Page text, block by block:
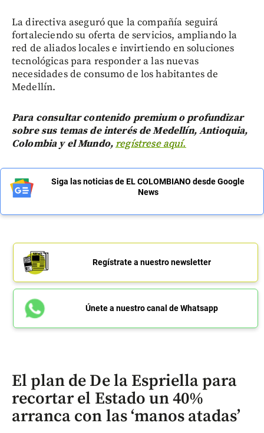
La directiva aseguró que la compañía seguirá
fortaleciendo su oferta de servicios, ampliando la
red de aliados locales e invirtiendo en soluciones
tecnológicas para responder a las nuevas
necesidades de consumo de los habitantes de
Medellín.
Para consultar contenido premium o profundizar
sobre sus temas de interés de Medellín, Antioquia,
Colombia y el Mundo,regístrese aquí.
Siga las noticias de EL COLOMBIANO desde Google
News
Regístrate a nuestro newsletter
Únete a nuestro canal de Whatsapp
El plan de De la Espriella para
recortar el Estado un 40%
arranca con las ‘manos atadas’